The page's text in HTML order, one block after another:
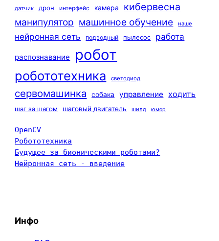
датчик дрон интерфейс камера кибервесна
манипулятор машинное обучение наше
нейронная сеть подводный пылесос работа
распознавание робот
робототехника светодиод
сервомашинка собака управление ходить
шаг за шагом шаговый двигатель шилд юмор
OpenCV
Робототехника
Будущее за бионическими роботами?
Нейронная сеть - введение
Инфо